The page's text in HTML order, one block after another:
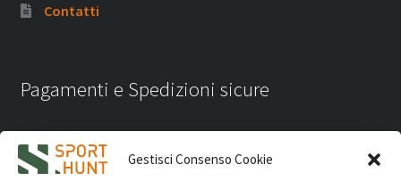
Gestisci Consenso Cookie
Contatti
Pagamenti e Spedizioni sicure